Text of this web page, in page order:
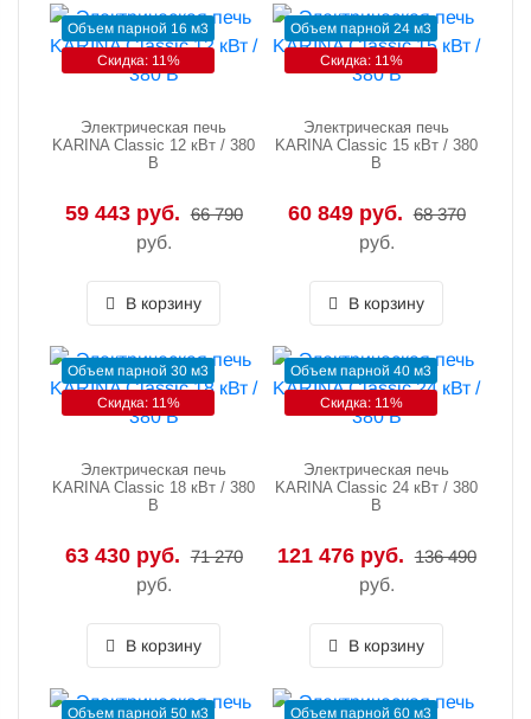
Объем парной 16 м3
Скидка: 11%
Электрическая печь
KARINA Classic 12 кВт / 380
В
59 443 руб. 66 790
руб.
В корзину
Объем парной 24 м3
Скидка: 11%
Электрическая печь
KARINA Classic 15 кВт / 380
В
60 849 руб. 68 370
руб.
В корзину
Объем парной 30 м3
Скидка: 11%
Электрическая печь
KARINA Classic 18 кВт / 380
В
63 430 руб. 71 270
руб.
В корзину
Объем парной 40 м3
Скидка: 11%
Электрическая печь
KARINA Classic 24 кВт / 380
В
121 476 руб. 136 490
руб.
В корзину
Объем парной 50 м3 Объем парной 60 м3